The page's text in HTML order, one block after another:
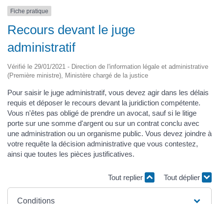
Fiche pratique
Recours devant le juge
administratif
Vérifié le 29/01/2021 - Direction de l'information légale et administrative
(Première ministre), Ministère chargé de la justice
Pour saisir le juge administratif, vous devez agir dans les délais
requis et déposer le recours devant la juridiction compétente.
Vous n'êtes pas obligé de prendre un avocat, sauf si le litige
porte sur une somme d'argent ou sur un contrat conclu avec
une administration ou un organisme public. Vous devez joindre à
votre requête la décision administrative que vous contestez,
ainsi que toutes les pièces justificatives.
Tout replier Tout déplier
Conditions